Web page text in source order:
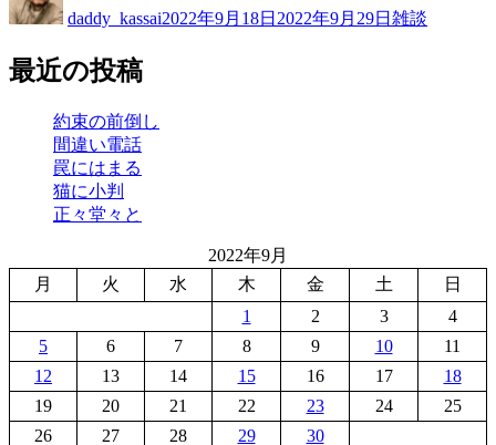
者
daddy_kassai日:
2022年9月18日 2022年9月29日ゴ
雑談
最近の投稿
約束の前倒し
間違い電話
罠にはまる
猫に小判
正々堂々と
2022年9月
月
火 水 木 金 土
日
1
2 3
4
5
6 7 8 9 10
11
12
13 14 15 16 17
18
19
20 21 22 23 24
25
26
27 28 29 30